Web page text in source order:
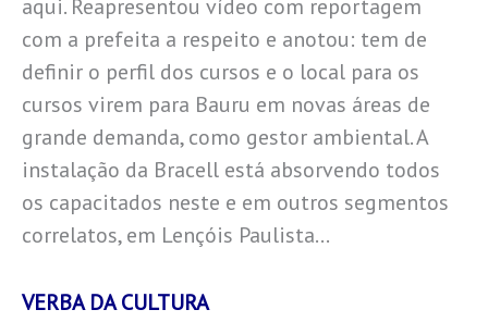
aqui. Reapresentou vídeo com reportagem
com a prefeita a respeito e anotou: tem de
definir o perfil dos cursos e o local para os
cursos virem para Bauru em novas áreas de
grande demanda, como gestor ambiental. A
instalação da Bracell está absorvendo todos
os capacitados neste e em outros segmentos
correlatos, em Lençóis Paulista…
VERBA DA CULTURA